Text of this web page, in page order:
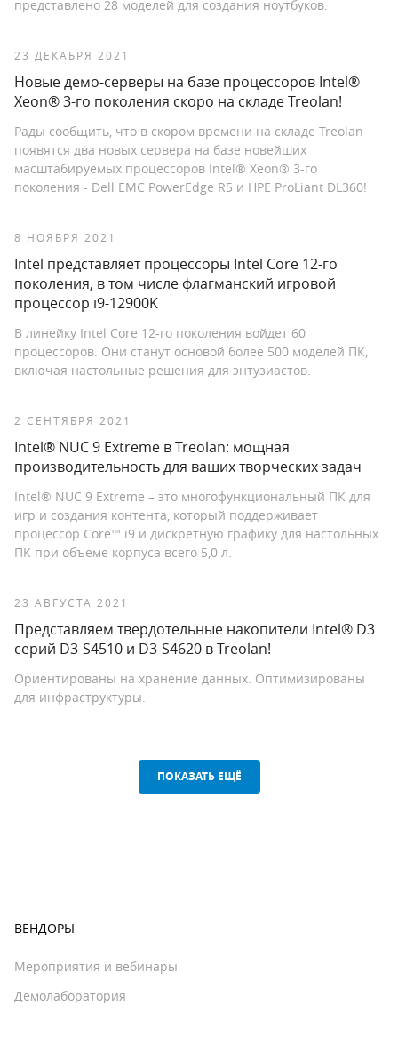
представлено 28 моделей для создания ноутбуков.
23 ДЕКАБРЯ 2021
Новые демо-серверы на базе процессоров Intel®
Xeon® 3-го поколения скоро на складе Treolan!
Рады сообщить, что в скором времени на складе Treolan
появятся два новых сервера на базе новейших
масштабируемых процессоров Intel® Xeon® 3-го
поколения - Dell EMC PowerEdge R5 и HPE ProLiant DL360!
8 НОЯБРЯ 2021
Intel представляет процессоры Intel Core 12-го
поколения, в том числе флагманский игровой
процессор i9-12900K
В линейку Intel Core 12-го поколения войдет 60
процессоров. Они станут основой более 500 моделей ПК,
включая настольные решения для энтузиастов.
2 СЕНТЯБРЯ 2021
Intel® NUC 9 Extreme в Treolan: мощная
производительность для ваших творческих задач
Intel® NUC 9 Extreme – это многофункциональный ПК для
игр и создания контента, который поддерживает
процессор Core™ i9 и дискретную графику для настольных
ПК при объеме корпуса всего 5,0 л.
23 АВГУСТА 2021
Представляем твердотельные накопители Intel® D3
серий D3-S4510 и D3-S4620 в Treolan!
Ориентированы на хранение данных. Оптимизированы
для инфраструктуры.
ПОКАЗАТЬ ЕЩЁ
ВЕНДОРЫ
Мероприятия и вебинары
Демолаборатория